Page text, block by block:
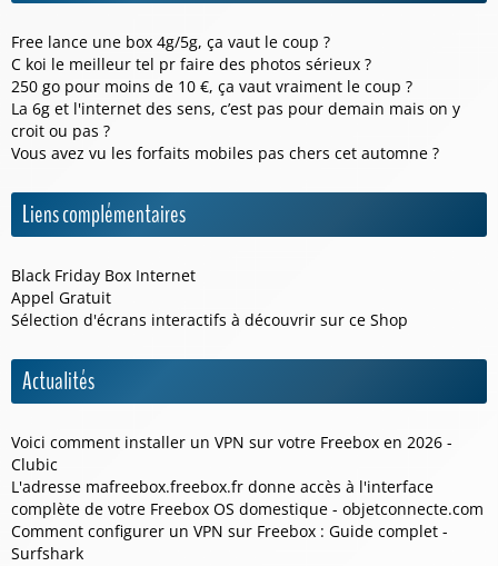
Free lance une box 4g/5g, ça vaut le coup ?
C koi le meilleur tel pr faire des photos sérieux ?
250 go pour moins de 10 €, ça vaut vraiment le coup ?
La 6g et l'internet des sens, c’est pas pour demain mais on y
croit ou pas ?
Vous avez vu les forfaits mobiles pas chers cet automne ?
Liens complémentaires
Black Friday Box Internet
Appel Gratuit
Sélection d'écrans interactifs à découvrir sur ce Shop
Actualités
Voici comment installer un VPN sur votre Freebox en 2026 -
Clubic
L'adresse mafreebox.freebox.fr donne accès à l'interface
complète de votre Freebox OS domestique - objetconnecte.com
Comment configurer un VPN sur Freebox : Guide complet -
Surfshark